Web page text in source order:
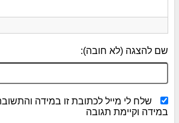
שם להצגה (לא חובה):
שלח לי מייל לכתובת זו במידה
במידה וקיימת תגובה